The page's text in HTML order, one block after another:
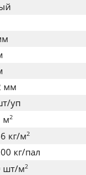
мм
уп
м2
кг/м2
кг/пал
шт/м2